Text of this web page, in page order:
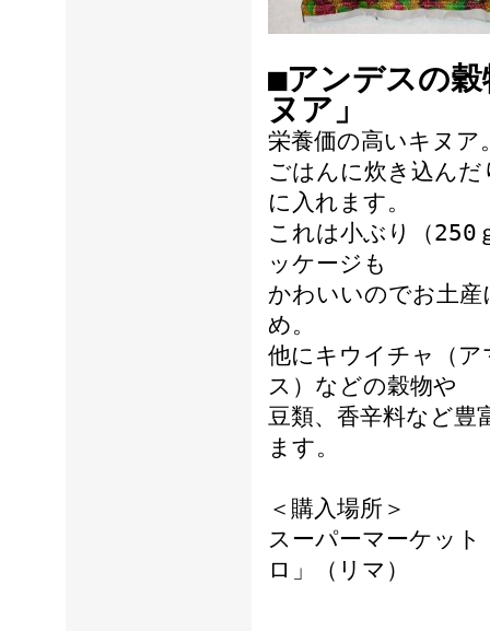
■アンデスの穀
ヌア」
栄養価の高いキヌア
ごはんに炊き込んだ
に入れます。
これは小ぶり（250
ッケージも
かわいいのでお土産
め。
他にキウイチャ（ア
ス）などの穀物や
豆類、香辛料など豊
ます。
＜購入場所＞
スーパーマーケット
ロ」（リマ）